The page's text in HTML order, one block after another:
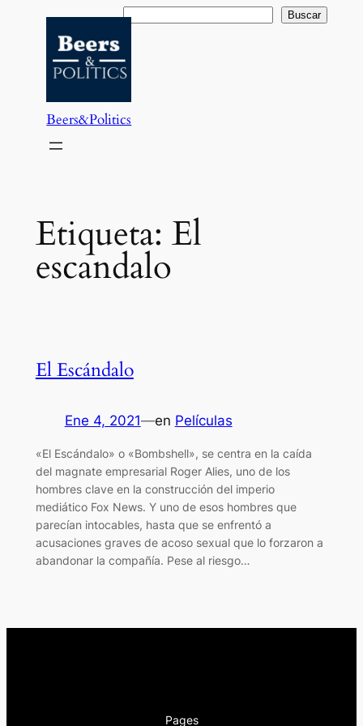
contenido
Buscar Buscar
Beers&Politics
Etiqueta: El
escandalo
El Escándalo
Ene 4, 2021—en Películas
«El Escándalo» o «Bombshell», se centra en la caída
del magnate empresarial Roger Alies, uno de los
hombres clave en la construcción del imperio
mediático Fox News. Y uno de esos hombres que
parecían intocables, hasta que se enfrentó a
acusaciones graves de acoso sexual que lo forzaron a
abandonar la compañía. Pese al riesgo…
Pages